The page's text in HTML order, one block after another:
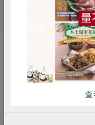
# 調
你可
雞蛋 食安
查